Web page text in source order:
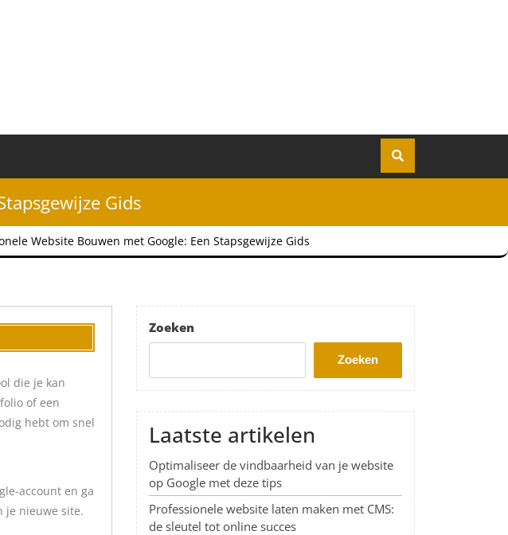
Gids
Website Bouwen met Google: Een Stapsgewijze Gids
die je kan
of een
hebt om snel
account en ga
je nieuwe site.
Zoeken
Zoeken
Laatste artikelen
Optimaliseer de vindbaarheid van je website
op Google met deze tips
Professionele website laten maken met CMS:
de sleutel tot online succes